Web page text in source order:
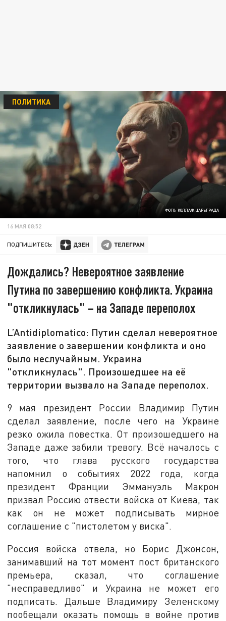
ФОТО: КОЛЛАЖ ЦАРЬГРАДА
ПОЛИТИКА
16 МАЯ 08:52
ПОДПИШИТЕСЬ:
Дождались? Невероятное заявление
Путина по завершению конфликта. Украина
"откликнулась" – на Западе переполох
L’Antidiplomatico: Путин сделал невероятное
заявление о завершении конфликта и оно
было неслучайным. Украина
"откликнулась". Произошедшее на её
территории вызвало на Западе переполох.
9 мая президент России Владимир Путин
сделал заявление, после чего на Украине
резко ожила повестка. От произошедшего на
Западе даже забили тревогу. Всё началось с
того, что глава русского государства
напомнил о событиях 2022 года, когда
президент Франции Эммануэль Макрон
призвал Россию отвести войска от Киева, так
как он не может подписывать мирное
соглашение с "пистолетом у виска".
Россия войска отвела, но Борис Джонсон,
занимавший на тот момент пост британского
премьера, сказал, что соглашение
"несправедливо" и Украина не может его
подписать. Дальше Владимиру Зеленскому
пообещали оказать помощь в войне против